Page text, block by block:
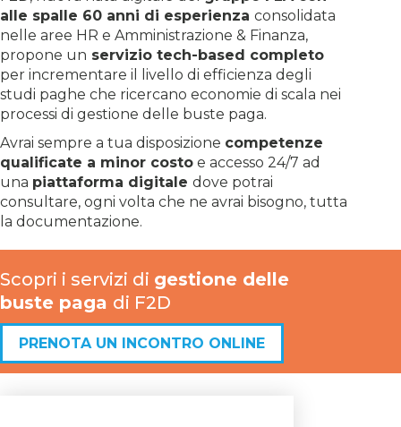
alle spalle 60 anni di esperienza consolidata
nelle aree HR e Amministrazione & Finanza,
propone un servizio tech-based completo
per incrementare il livello di efficienza degli
studi paghe che ricercano economie di scala nei
processi di gestione delle buste paga.
Avrai sempre a tua disposizione competenze
qualificate a minor costo e accesso 24/7 ad
una piattaforma digitale dove potrai
consultare, ogni volta che ne avrai bisogno, tutta
la documentazione.
Scopri i servizi di gestione delle
buste paga di F2D
PRENOTA UN INCONTRO ONLINE